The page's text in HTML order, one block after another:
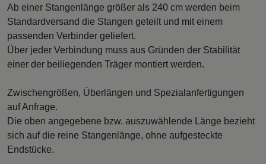
Ab einer Stangenlänge größer als 240 cm werden beim
Standardversand die Stangen geteilt und mit einem
passenden Verbinder geliefert.
Über jeder Verbindung muss aus Gründen der Stabilität
einer der beiliegenden Träger montiert werden.
Zwischengrößen, Überlängen und Spezialanfertigungen
auf Anfrage.
Die oben angegebene bzw. auszuwählende Länge bezieht
sich auf die reine Stangenlänge, ohne aufgesteckte
Endstücke.